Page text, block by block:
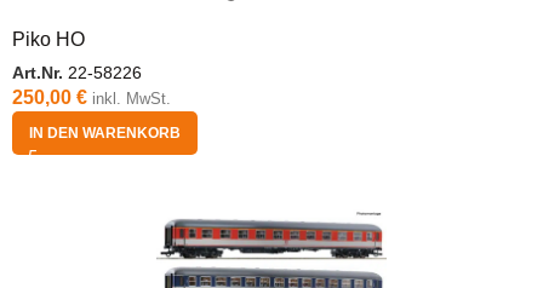
Piko HO
Art.Nr. 22-58226
250,00 € inkl. MwSt.
IN DEN WARENKORB